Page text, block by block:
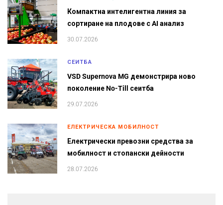
Компактна интелигентна линия за
сортиране на плодове с AI анализ
30.07.2026
СЕИТБА
VSD Supernova MG демонстрира ново
поколение No-Till сеитба
29.07.2026
ЕЛЕКТРИЧЕСКА МОБИЛНОСТ
Електрически превозни средства за
мобилност и стопански дейности
28.07.2026